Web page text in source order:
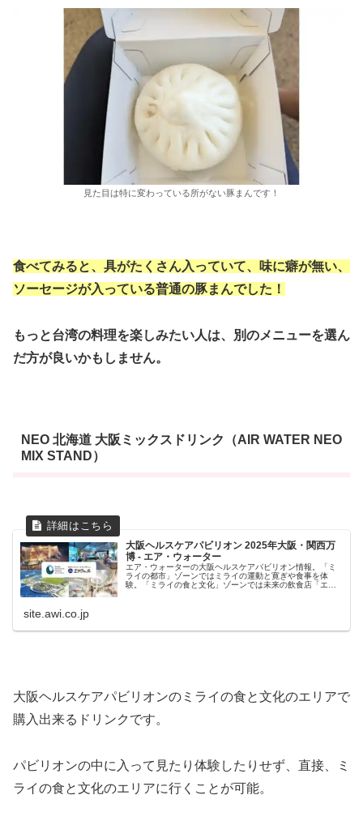
見た目は特に変わっている所がない豚まんです！
食べてみると、具がたくさん入っていて、味に癖が無い、
ソーセージが入っている普通の豚まんでした！
もっと台湾の料理を楽しみたい人は、別のメニューを選ん
だ方が良いかもしません。
NEO 北海道 大阪ミックスドリンク（AIR WATER NEO
MIX STAND）
大阪ヘルスケアパビリオン 2025年大阪・関西万
博 - エア・ウォーター
エア・ウォーターの大阪ヘルスケアパビリオン情報。「ミ
ライの都市」ゾーンではミライの運動と寛ぎや食事を体
験。「ミライの食と文化」ゾーンでは未来の飲食店「エ
site.awi.co.jp
大阪ヘルスケアパビリオンのミライの食と文化のエリアで
購入出来るドリンクです。
パビリオンの中に入って見たり体験したりせず、直接、ミ
ライの食と文化のエリアに行くことが可能。